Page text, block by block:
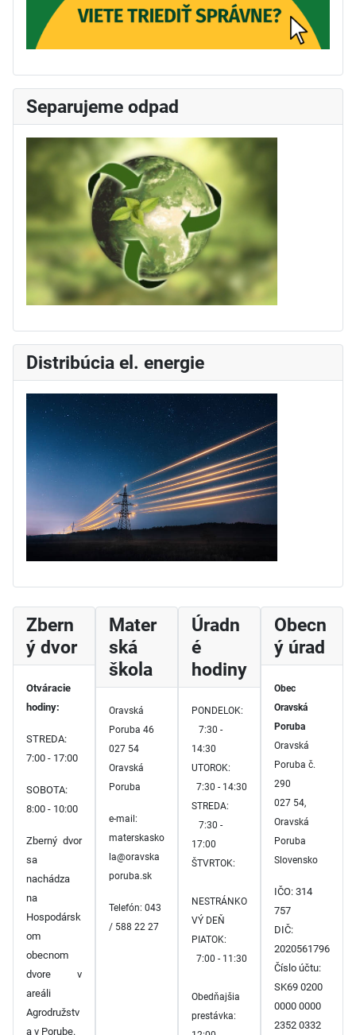
Separujeme odpad
Distribúcia el. energie
Zbern
ý dvor
Otváracie
hodiny:
STREDA:
7:00 - 17:00
SOBOTA:
8:00 - 10:00
Zberný dvor
sa
nachádza
na
Hospodársk
om
obecnom
dvore v
areáli
Agrodružstv
a v Porube.
Mater
ská
škola
Oravská
Poruba 46
027 54
Oravská
Poruba
e-mail:
materskasko
la@oravska
poruba.sk
Telefón: 043
/ 588 22 27
Úradn
é
hodiny
PONDELOK:
7:30 -
14:30
UTOROK:
7:30 - 14:30
STREDA:
7:30 -
17:00
ŠTVRTOK:
NESTRÁNKO
VÝ DEŇ
PIATOK:
7:00 - 11:30
Obedňajšia
prestávka:
Obecn
ý úrad
Obec
Oravská
Poruba
Oravská
Poruba č.
290
027 54,
Oravská
Poruba
Slovensko
IČO: 314
757
DIČ:
2020561796
Číslo účtu:
SK69 0200
0000 0000
2352 0332